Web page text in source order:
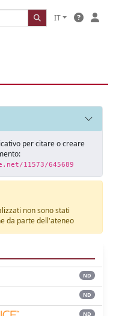
IT
per citare o creare
11573/645689
non sono stati
da parte dell'ateneo
ND
ND
ND